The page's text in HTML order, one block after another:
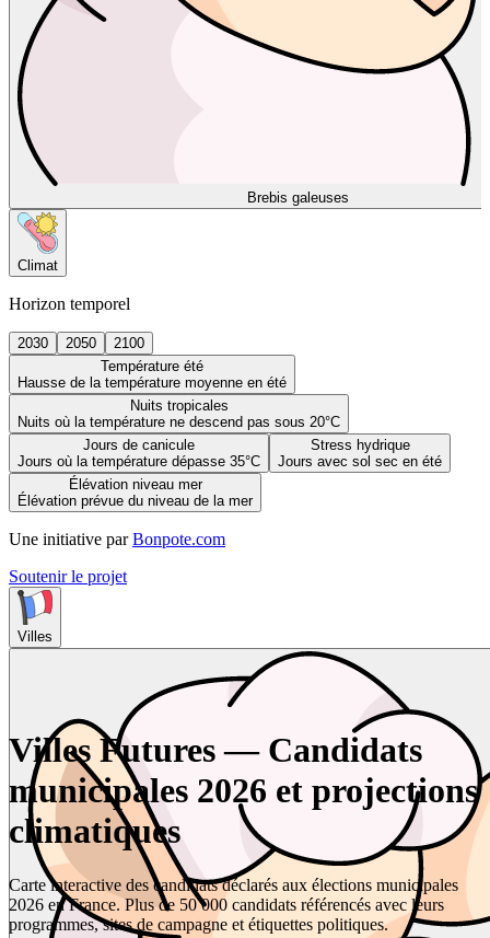
Brebis galeuses
Climat
Horizon temporel
2030 2050
2100
Température été
Hausse de la température moyenne en été
Nuits tropicales
Nuits où la température ne descend pas sous 20°C
Jours de canicule
Jours où la température dépasse 35°C
Stress hydrique
Jours avec sol sec en été
Élévation niveau mer
Élévation prévue du niveau de la mer
Une initiative par Bonpote.com
Soutenir le projet
Villes
Villes Futures — Candidats
municipales 2026 et projections
climatiques
Carte interactive des candidats déclarés aux élections municipales
2026 en France. Plus de 50 000 candidats référencés avec leurs
programmes, sites de campagne et étiquettes politiques.